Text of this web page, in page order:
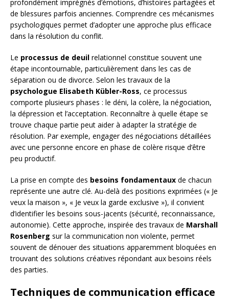
profondément imprégnés d’émotions, d’histoires partagées et
de blessures parfois anciennes. Comprendre ces mécanismes
psychologiques permet d’adopter une approche plus efficace
dans la résolution du conflit.
Le processus de deuil relationnel constitue souvent une
étape incontournable, particulièrement dans les cas de
séparation ou de divorce. Selon les travaux de la
psychologue Elisabeth Kübler-Ross, ce processus
comporte plusieurs phases : le déni, la colère, la négociation,
la dépression et l’acceptation. Reconnaître à quelle étape se
trouve chaque partie peut aider à adapter la stratégie de
résolution. Par exemple, engager des négociations détaillées
avec une personne encore en phase de colère risque d’être
peu productif.
La prise en compte des besoins fondamentaux de chacun
représente une autre clé. Au-delà des positions exprimées (« Je
veux la maison », « Je veux la garde exclusive »), il convient
d’identifier les besoins sous-jacents (sécurité, reconnaissance,
autonomie). Cette approche, inspirée des travaux de Marshall
Rosenberg sur la communication non violente, permet
souvent de dénouer des situations apparemment bloquées en
trouvant des solutions créatives répondant aux besoins réels
des parties.
Techniques de communication efficace